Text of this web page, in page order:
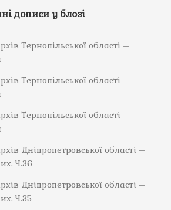
дописи у блозі
Тернопільської області –
Тернопільської області –
Тернопільської області –
Дніпропетровської області –
Ч.36
Дніпропетровської області –
Ч.35